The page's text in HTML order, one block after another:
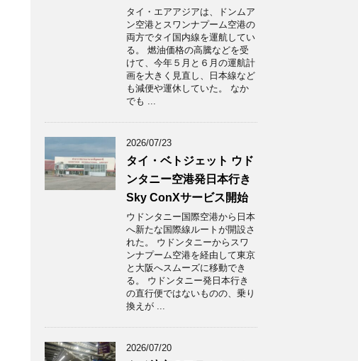
タイ・エアアジアは、ドンムア
ン空港とスワンナプーム空港の
両方でタイ国内線を運航してい
る。 燃油価格の高騰などを受
けて、今年５月と６月の運航計
画を大きく見直し、日本線など
も減便や運休していた。 なか
でも ...
2026/07/23
タイ・ベトジェット ウド
ンタニー空港発日本行き
Sky ConXサービス開始
ウドンタニー国際空港から日本
へ新たな国際線ルートが開設さ
れた。 ウドンタニーからスワ
ンナプーム空港を経由して東京
と大阪へスムーズに移動でき
る。 ウドンタニー発日本行き
の直行便ではないものの、乗り
換えが ...
2026/07/20